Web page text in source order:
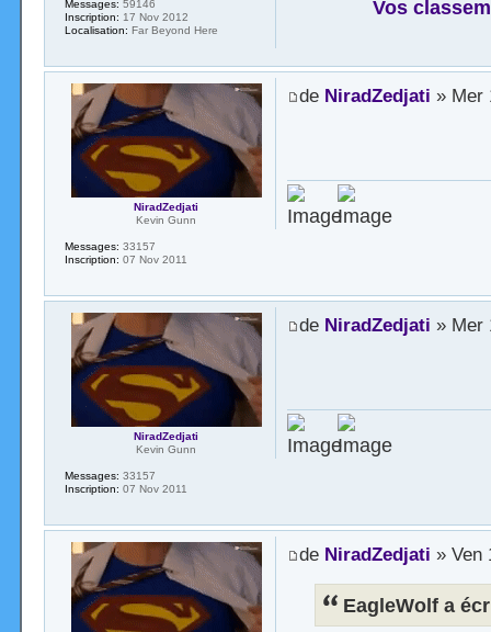
Vos
Messages: 59146
Inscription: 17 Nov 2012
Localisation: Far Beyond Here
de NiradZedjati » Mer
NiradZedjati
Kevin Gunn
Messages: 33157
Inscription: 07 Nov 2011
de NiradZedjati » Mer
NiradZedjati
Kevin Gunn
Messages: 33157
Inscription: 07 Nov 2011
de NiradZedjati » Ven
EagleWolf a